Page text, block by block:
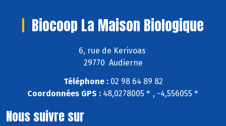
Biocoop La Maison Biologique
6, rue de Kerivoas
29770 Audierne
Téléphone :02 98 64 89 82
Coordonnées GPS : 48,0278005 ° , -4,556055 °
Nous suivre sur